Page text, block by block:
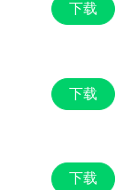
下载
下载
下载